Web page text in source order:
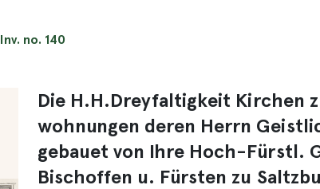
Inv. no. 140
Die H.H.Dreyfaltigkeit Kirchen
wohnungen deren Herrn
gebauet von Ihre Hoch-Fürstl.
Bischoffen u. Fürsten zu